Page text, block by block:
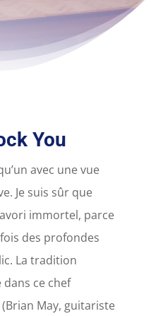
You
avec une vue
Je suis sûr que
immortel, parce
des profondes
La tradition
ce chef
(Brian May, guitariste